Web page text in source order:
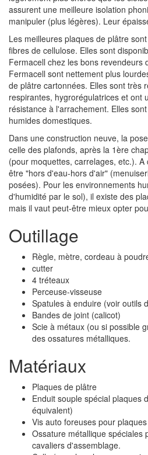
assurent une meilleure isolation
manipuler (plus légères). Leur
Les meilleures plaques de plâtre
fibres de cellulose. Elles sont
Fermacell chez les bons revendeurs
Fermacell sont nettement plus
de plâtre cartonnées. Elles sont très
respirantes, hygrorégulatrices et ont
résistance à l'arrachement. Elles
humides domestiques.
Dans une construction neuve, la
celle des plafonds, après la 1ère
(pour moquettes, carrelages, etc.).
être "hors d'eau-hors d'air"
posées). Pour les environnements
d'humidité par le sol), il existe des
mais il vaut peut-être mieux opter
Outillage
Règle, mètre, cordeau à
cutter
4 tréteaux
Perceuse-visseuse
Spatules à enduire (voir outils
Bandes de joint (calicot)
Scie à métaux (ou si possible
des ossatures métalliques.
Matériaux
Plaques de plâtre
Enduit souple spécial plaques
équivalent)
Vis auto foreuses pour
Ossature métallique spéciales
cavaliers d'assemblage.